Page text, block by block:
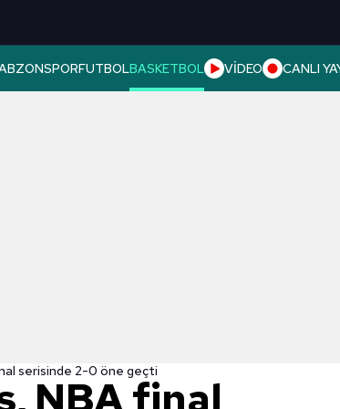
FUTBOLBASKETBOL VİDEO CANLI
serisinde 2-0 öne geçti
NBA final